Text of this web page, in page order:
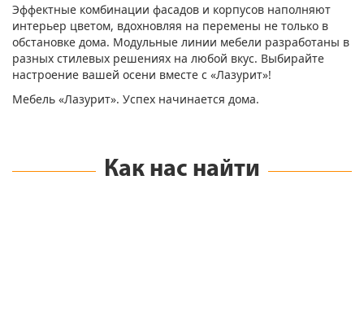
Эффектные комбинации фасадов и корпусов наполняют
интерьер цветом, вдохновляя на перемены не только в
обстановке дома. Модульные линии мебели разработаны в
разных стилевых решениях на любой вкус. Выбирайте
настроение вашей осени вместе с «Лазурит»!
Мебель «Лазурит». Успех начинается дома.
Как нас найти